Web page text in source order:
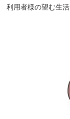
利用者様の望む生